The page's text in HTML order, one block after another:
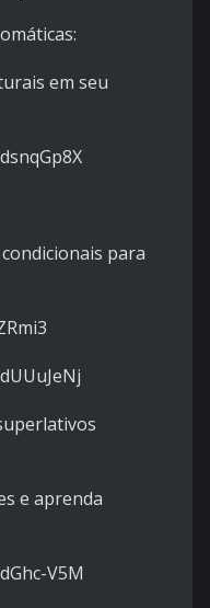
em seu
para
e aprenda
V5M